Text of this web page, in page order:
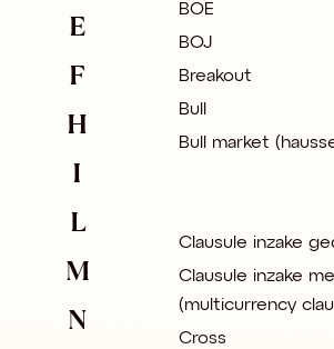
E
F
H
I
L
M
N
BOE
BOJ
Breakout
Bull
Bull market
Clausule inzake
Clausule inzake
(multicurrency
Cross